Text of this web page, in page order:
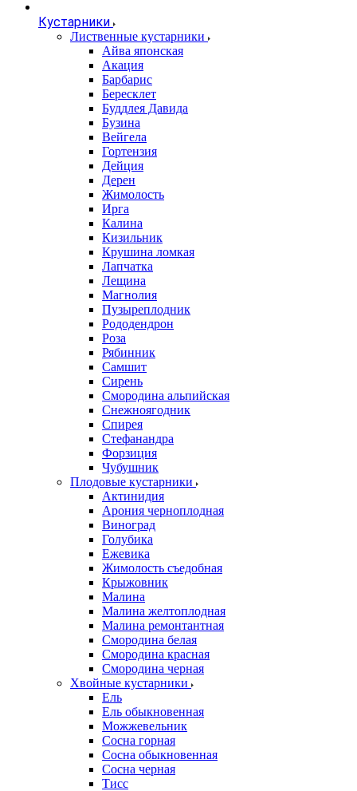
Кустарники
Лиственные кустарники
Айва японская
Акация
Барбарис
Бересклет
Буддлея Давида
Бузина
Вейгела
Гортензия
Дейция
Дерен
Жимолость
Ирга
Калина
Кизильник
Крушина ломкая
Лапчатка
Лещина
Магнолия
Пузыреплодник
Рододендрон
Роза
Рябинник
Самшит
Сирень
Смородина альпийская
Снежноягодник
Спирея
Стефанандра
Форзиция
Чубушник
Плодовые кустарники
Актинидия
Арония черноплодная
Виноград
Голубика
Ежевика
Жимолость съедобная
Крыжовник
Малина
Малина желтоплодная
Малина ремонтантная
Смородина белая
Смородина красная
Смородина черная
Хвойные кустарники
Ель
Ель обыкновенная
Можжевельник
Сосна горная
Сосна обыкновенная
Сосна черная
Тисс